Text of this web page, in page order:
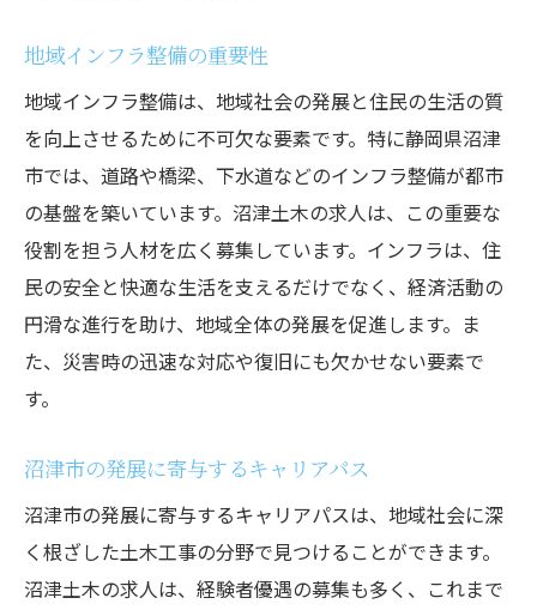
地域社会を支える沼津土木求人のポイント
地域社会に根ざした企業とは
土木求人の選び方のポイント
地元企業の特長と強み
地域連携プロジェクトの重要性
地域住民とのコミュニケーション
持続可能な地域発展への貢献
美しい自然と歴史が息づく沼津市での土木求人
自然保護と土木工事の両立
地域の歴史を守るインフラ整備
観光資源としての土木施設
地元文化を尊重したプロジェクト
地域インフラ整備の重要性
地域インフラ整備は、地域社会の発展と住民の生活の質
を向上させるために不可欠な要素です。特に静岡県沼津
市では、道路や橋梁、下水道などのインフラ整備が都市
の基盤を築いています。沼津土木の求人は、この重要な
役割を担う人材を広く募集しています。インフラは、住
民の安全と快適な生活を支えるだけでなく、経済活動の
円滑な進行を助け、地域全体の発展を促進します。ま
た、災害時の迅速な対応や復旧にも欠かせない要素で
す。
沼津市の発展に寄与するキャリアパス
沼津市の発展に寄与するキャリアパスは、地域社会に深
く根ざした土木工事の分野で見つけることができます。
沼津土木の求人は、経験者優遇の募集も多く、これまで